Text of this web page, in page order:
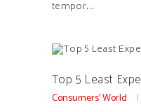
tempor…
Top 5 Least
Consumers' World